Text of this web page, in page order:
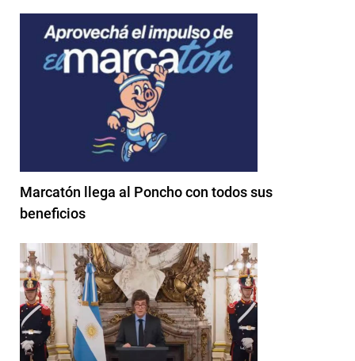
Marcatón llega al Poncho con todos sus
beneficios